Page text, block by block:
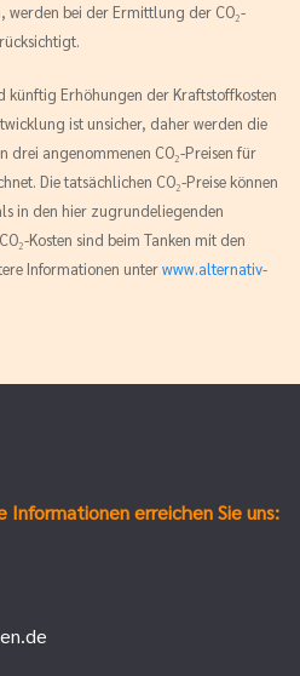
werden bei der Ermittlung der CO₂-
künftig Erhöhungen der Kraftstoffkosten
ist unsicher, daher werden die
drei angenommenen CO₂-Preisen für
Die tatsächlichen CO₂-Preise können
in den hier zugrundeliegenden
Kosten sind beim Tanken mit den
Informationen unterwww.alternativ-
Informationen erreichen Sie uns: